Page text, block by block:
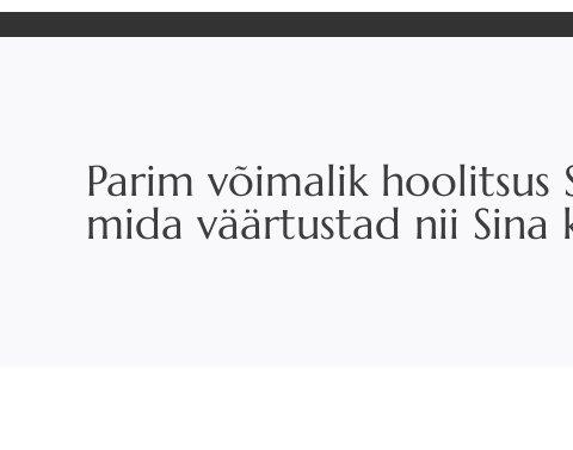
Parim võimalik hoolitsus
mida väärtustad nii